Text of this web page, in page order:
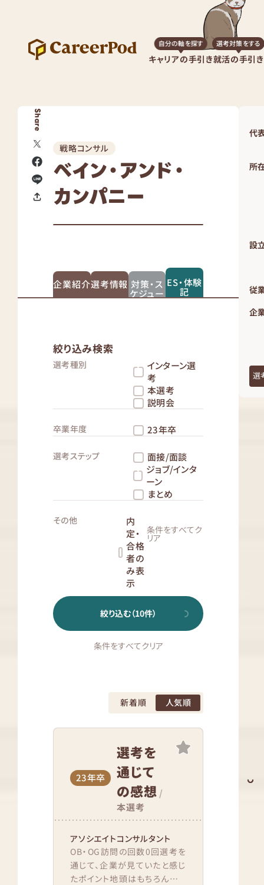
キャリアの手引き
自分の軸を探す
就活の手引き
選考対策をする
Share
戦略コンサル
ベイン・アンド・
カンパニー
企業紹介選考情報 対策・ス
ケジュー
ES・体験
記
絞り込み検索
選考種別
インターン選
考
本選考
説明会
卒業年度 23年卒
選考ステップ
面接/面談
ジョブ/インタ
ーン
まとめ
その他
内
定・
合格
者の
み表
示
条件をすべてク
リア
絞り込む（10件）
条件をすべてクリア
新着順 人気順
23年卒
選考を
通じて
の感想 /
本選考
アソシエイトコンサルタント
OB・OG訪問の回数0回選考を
通じて、企業が見ていたと感じ
たポイント地頭はもちろんです
代
所
設
従
企
選